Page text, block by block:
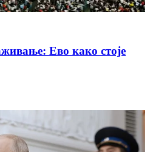
Ево како стоје